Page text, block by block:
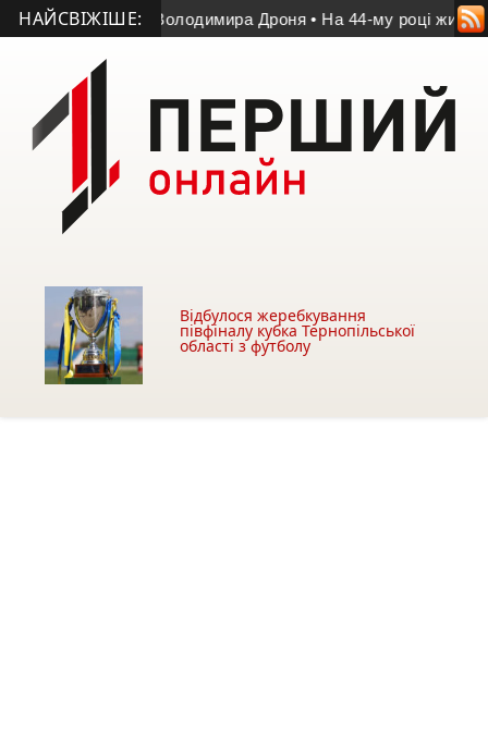
НАЙСВІЖІШЕ:
пам’яті Володимира Дроня • На 44-му році життя помер
Відбулося жеребкування
півфіналу кубка Тернопільської
області з футболу